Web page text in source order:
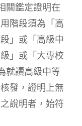
關鑑定證明在
階段須為「高
」或「高級中
」或「大專校
就讀高級中等
發，證明上無
說明者，始符